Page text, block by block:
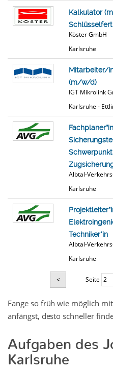
Kalkulator
Köster GmbH
Karlsruhe
Mitarbeiter/
(m/w/d)
IGT Mikrolink
Karlsruhe -
Albtal-
Karlsruhe
Techniker*in
Albtal-
Karlsruhe
< Seite
Fange so früh wie möglich
anfängst, desto schneller
Aufgaben des
Karlsruhe